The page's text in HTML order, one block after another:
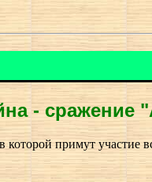
- сражение
примут